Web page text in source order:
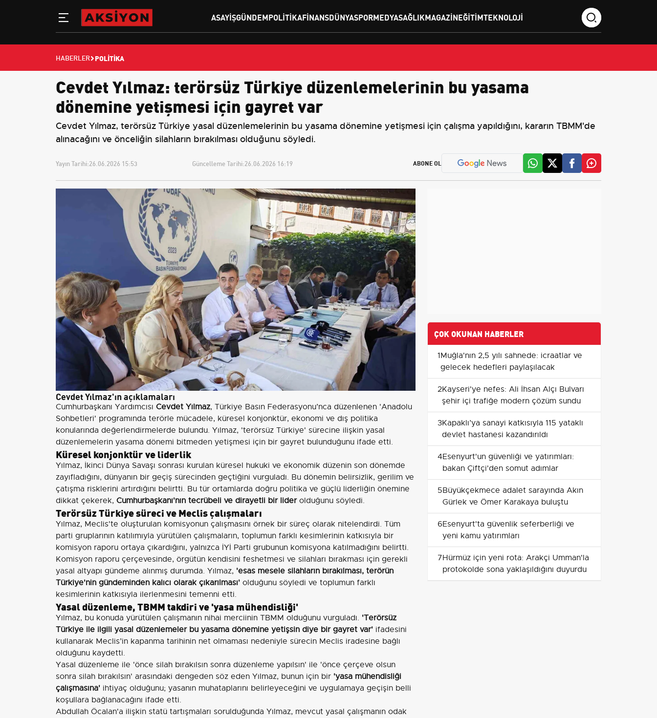
ASAYIŞGÜNDEMPOLITIKAFINANSDÜNYASPORMEDYASAĞLIKMAGAZINEĞITIMTEKNOLOJI
HABERLER POLITIKA
Cevdet Yılmaz: terörsüz Türkiye düzenlemelerinin bu yasama
dönemine yetişmesi için gayret var
Cevdet Yılmaz, terörsüz Türkiye yasal düzenlemelerinin bu yasama dönemine yetişmesi için çalışma yapıldığını, kararın TBMM'de
alınacağını ve önceliğin silahların bırakılması olduğunu söyledi.
Yayın Tarihi:26.06.2026 15:53 Güncelleme Tarihi:26.06.2026 16:19 ABONE OL
Cevdet Yılmaz'ın açıklamaları
Cumhurbaşkanı Yardımcısı Cevdet Yılmaz, Türkiye Basın Federasyonu’nca düzenlenen 'Anadolu
Sohbetleri' programında terörle mücadele, küresel konjonktür, ekonomi ve dış politika
konularında değerlendirmelerde bulundu. Yılmaz, 'terörsüz Türkiye' sürecine ilişkin yasal
düzenlemelerin yasama dönemi bitmeden yetişmesi için bir gayret bulunduğunu ifade etti.
Küresel konjonktür ve liderlik
Yılmaz, İkinci Dünya Savaşı sonrası kurulan küresel hukuki ve ekonomik düzenin son dönemde
zayıfladığını, dünyanın bir geçiş sürecinden geçtiğini vurguladı. Bu dönemin belirsizlik, gerilim ve
çatışma risklerini artırdığını belirtti. Bu tür ortamlarda doğru politika ve güçlü liderliğin önemine
dikkat çekerek, Cumhurbaşkanı'nın tecrübeli ve dirayetli bir liderolduğunu söyledi.
Terörsüz Türkiye süreci ve Meclis çalışmaları
Yılmaz, Meclis'te oluşturulan komisyonun çalışmasını örnek bir süreç olarak nitelendirdi. Tüm
parti gruplarının katılımıyla yürütülen çalışmaların, toplumun farklı kesimlerinin katkısıyla bir
komisyon raporu ortaya çıkardığını, yalnızca İYİ Parti grubunun komisyona katılmadığını belirtti.
Komisyon raporu çerçevesinde, örgütün kendisini feshetmesi ve silahları bırakması için gerekli
yasal altyapı gündeme alınmış durumda. Yılmaz, 'esas mesele silahların bırakılması, terörün
Türkiye'nin gündeminden kalıcı olarak çıkarılması' olduğunu söyledi ve toplumun farklı
kesimlerinin katkısıyla ilerlenmesini temenni etti.
Yasal düzenleme, TBMM takdiri ve 'yasa mühendisliği'
Yılmaz, bu konuda yürütülen çalışmanın nihai merciinin TBMM olduğunu vurguladı. 'Terörsüz
Türkiye ile ilgili yasal düzenlemeler bu yasama dönemine yetişsin diye bir gayret var' ifadesini
kullanarak Meclis’in kapanma tarihinin net olmaması nedeniyle sürecin Meclis iradesine bağlı
olduğunu kaydetti.
Yasal düzenleme ile 'önce silah bırakılsın sonra düzenleme yapılsın' ile 'önce çerçeve olsun
sonra silah bırakılsın' arasındaki dengeden söz eden Yılmaz, bunun için bir 'yasa mühendisliği
çalışmasına' ihtiyaç olduğunu; yasanın muhataplarını belirleyeceğini ve uygulamaya geçişin belli
koşullara bağlanacağını ifade etti.
Abdullah Öcalan'a ilişkin statü tartışmaları sorulduğunda Yılmaz, mevcut yasal çalışmanın odak
ÇOK OKUNAN HABERLER
1Muğla'nın 2,5 yılı sahnede: icraatlar ve
gelecek hedefleri paylaşılacak
2Kayseri'ye nefes: Ali İhsan Alçı Bulvarı
şehir içi trafiğe modern çözüm sundu
3Kapaklı’ya sanayi katkısıyla 115 yataklı
devlet hastanesi kazandırıldı
4Esenyurt'un güvenliği ve yatırımları:
bakan Çiftçi'den somut adımlar
5Büyükçekmece adalet sarayında Akın
Gürlek ve Ömer Karakaya buluştu
6Esenyurt'ta güvenlik seferberliği ve
yeni kamu yatırımları
7Hürmüz için yeni rota: Arakçi Umman'la
protokolde sona yaklaşıldığını duyurdu